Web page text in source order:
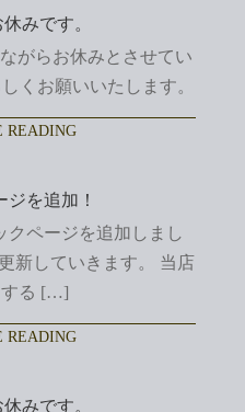
みです。
がらお休みとさせてい
くお願いいたします。
READING
を追加！
クページを追加しまし
新していきます。 当店
する […]
READING
みです。